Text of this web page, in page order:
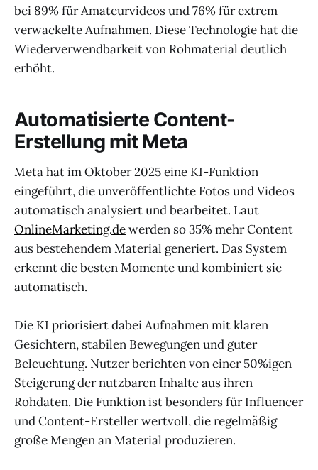
bei 89% für Amateurvideos und 76% für extrem
verwackelte Aufnahmen. Diese Technologie hat die
Wiederverwendbarkeit von Rohmaterial deutlich
erhöht.
Automatisierte Content-
Erstellung mit Meta
Meta hat im Oktober 2025 eine KI-Funktion
eingeführt, die unveröffentlichte Fotos und Videos
automatisch analysiert und bearbeitet. Laut
OnlineMarketing.dewerden so 35% mehr Content
aus bestehendem Material generiert. Das System
erkennt die besten Momente und kombiniert sie
automatisch.
Die KI priorisiert dabei Aufnahmen mit klaren
Gesichtern, stabilen Bewegungen und guter
Beleuchtung. Nutzer berichten von einer 50%igen
Steigerung der nutzbaren Inhalte aus ihren
Rohdaten. Die Funktion ist besonders für Influencer
und Content-Ersteller wertvoll, die regelmäßig
große Mengen an Material produzieren.